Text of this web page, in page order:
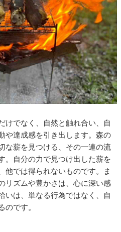
けでなく、自然と触れ合い、自
や達成感を引き出します。森の
な薪を見つける、その一連の流
。自分の力で見つけ出した薪を
他では得られないものです。ま
リズムや豊かさは、心に深い感
いは、単なる行為ではなく、自
のです。